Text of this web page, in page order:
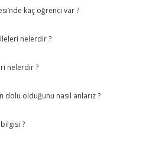
kaç öğrenci var ?
nelerdir ?
nelerdir ?
dolu olduğunu nasıl anlarız ?
?